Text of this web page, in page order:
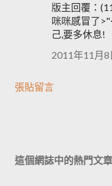
版主回覆：
咪咪感冒了
己,要多休息!
2011年11月
張貼留言
這個網誌中的熱門文章